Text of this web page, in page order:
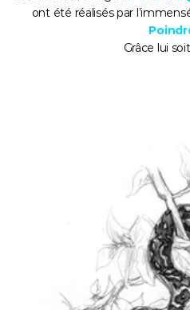
ont été réalisés par
Grâce lui